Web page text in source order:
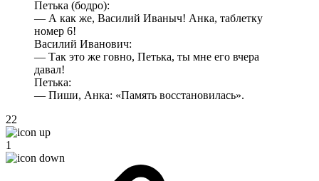
Петька (бодро):
— А как же, Василий Иваныч! Анка, таблетку
номер 6!
Василий Иванович:
— Так это же говно, Петька, ты мне его вчера
давал!
Петька:
— Пиши, Анка: «Память восстановилась».
22
1